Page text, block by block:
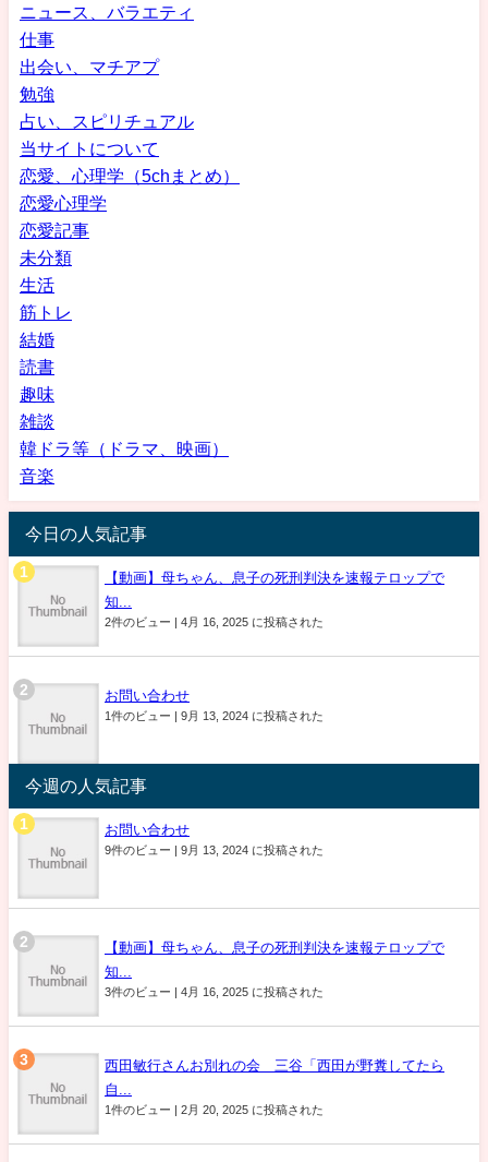
ニュース、バラエティ
仕事
出会い、マチアプ
勉強
占い、スピリチュアル
当サイトについて
恋愛、心理学（5chまとめ）
恋愛心理学
恋愛記事
未分類
生活
筋トレ
結婚
読書
趣味
雑談
韓ドラ等（ドラマ、映画）
音楽
今日の人気記事
【動画】母ちゃん、息子の死刑判決を速報テロップで
知...
2件のビュー | 4月 16, 2025 に投稿された
お問い合わせ
1件のビュー | 9月 13, 2024 に投稿された
今週の人気記事
お問い合わせ
9件のビュー | 9月 13, 2024 に投稿された
【動画】母ちゃん、息子の死刑判決を速報テロップで
知...
3件のビュー | 4月 16, 2025 に投稿された
西田敏行さんお別れの会 三谷「西田が野糞してたら
自...
1件のビュー | 2月 20, 2025 に投稿された